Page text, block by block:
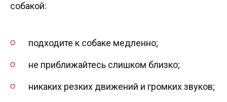
собакой:
подходите к собаке медленно;
не приближайтесь слишком близко;
никаких резких движений и громких звуков;